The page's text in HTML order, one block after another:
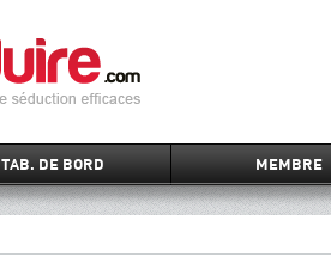
TAB. DE BORD MEMBRE